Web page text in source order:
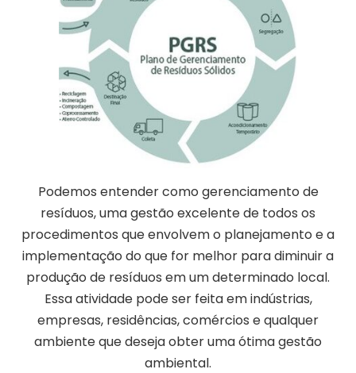
Podemos entender como gerenciamento de
resíduos, uma gestão excelente de todos os
procedimentos que envolvem o planejamento e a
implementação do que for melhor para diminuir a
produção de resíduos em um determinado local.
Essa atividade pode ser feita em indústrias,
empresas, residências, comércios e qualquer
ambiente que deseja obter uma ótima gestão
ambiental.